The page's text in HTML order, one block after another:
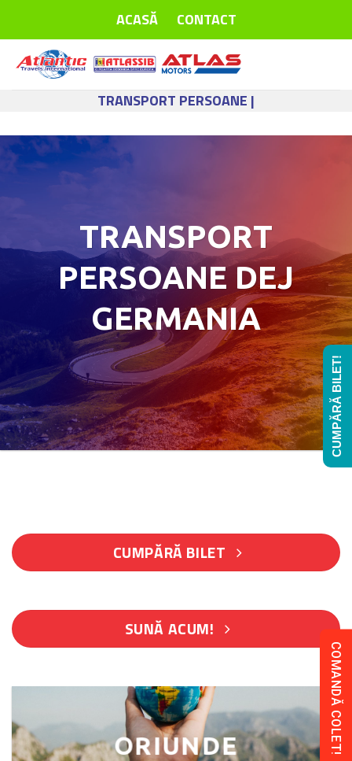
ACASĂ CONTACT
TRANSPORT PERSOANE |
TRANSPORT
PERSOANE DEJ
GERMANIA
CUMPĂRĂ BILET
SUNĂ ACUM!
ORIUNDE COMANDĂ COLET!
CUMPĂRĂ BILET!